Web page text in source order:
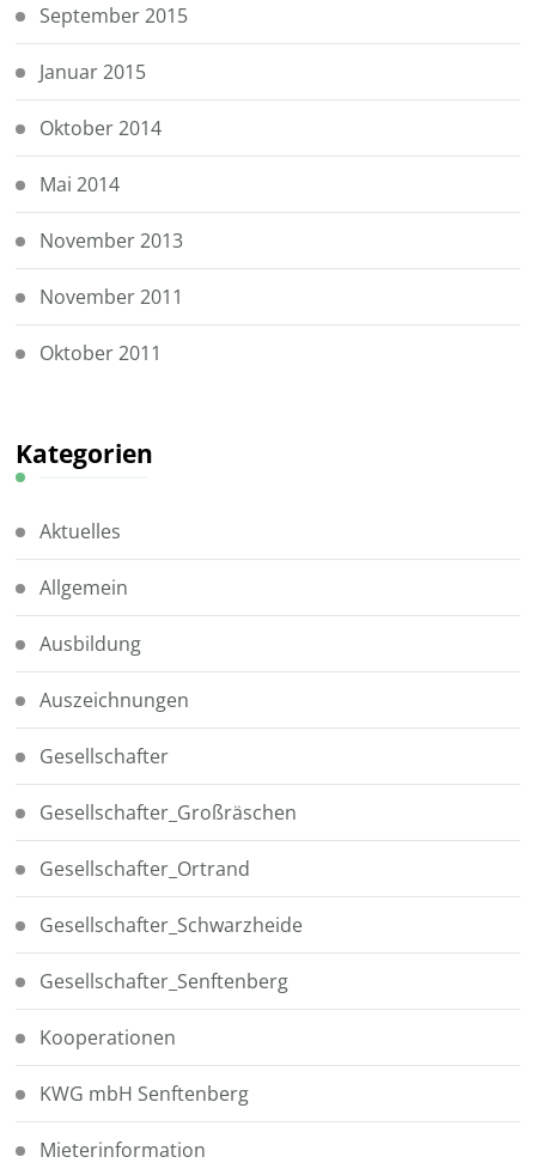
September 2015
Januar 2015
Oktober 2014
Mai 2014
November 2013
November 2011
Oktober 2011
Kategorien
Aktuelles
Allgemein
Ausbildung
Auszeichnungen
Gesellschafter
Gesellschafter_Großräschen
Gesellschafter_Ortrand
Gesellschafter_Schwarzheide
Gesellschafter_Senftenberg
Kooperationen
KWG mbH Senftenberg
Mieterinformation